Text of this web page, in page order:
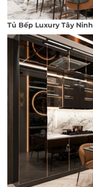
Tủ Bếp Luxury Tây Ninh